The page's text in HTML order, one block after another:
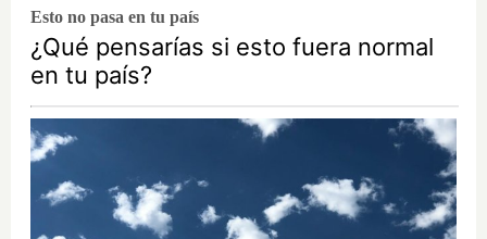
Esto no pasa en tu país
¿Qué pensarías si esto fuera normal
en tu país?